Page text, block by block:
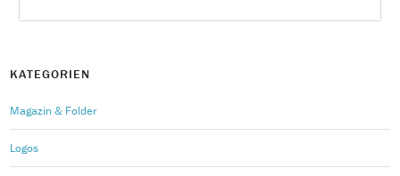
KATEGORIEN
Magazin & Folder
Logos